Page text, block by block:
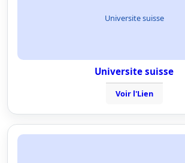
Universite suisse
Universite suisse
Voir l'Lien